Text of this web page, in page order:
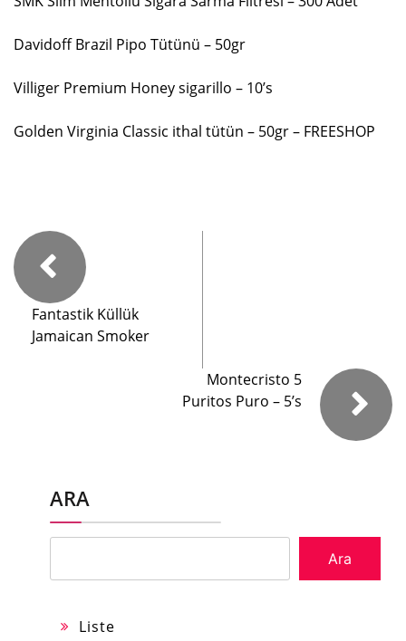
Davidoff Brazil Pipo Tütünü – 50gr
Villiger Premium Honey sigarillo – 10’s
Golden Virginia Classic ithal tütün – 50gr – FREESHOP
Fantastik Küllük
Jamaican Smoker
Montecristo 5
Puritos Puro – 5’s
ARA
Ara
Liste